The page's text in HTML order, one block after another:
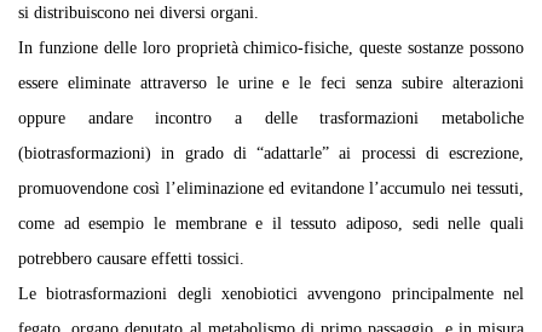
si distribuiscono nei diversi organi.
In funzione delle loro proprietà chimico-fisiche, queste sostanze possono
essere eliminate attraverso le urine e le feci senza subire alterazioni
oppure andare incontro a delle trasformazioni metaboliche
(biotrasformazioni) in grado di “adattarle” ai processi di escrezione,
promuovendone così l’eliminazione ed evitandone l’accumulo nei tessuti,
come ad esempio le membrane e il tessuto adiposo, sedi nelle quali
potrebbero causare effetti tossici.
Le biotrasformazioni degli xenobiotici avvengono principalmente nel
fegato, organo deputato al metabolismo di primo passaggio, e in misura